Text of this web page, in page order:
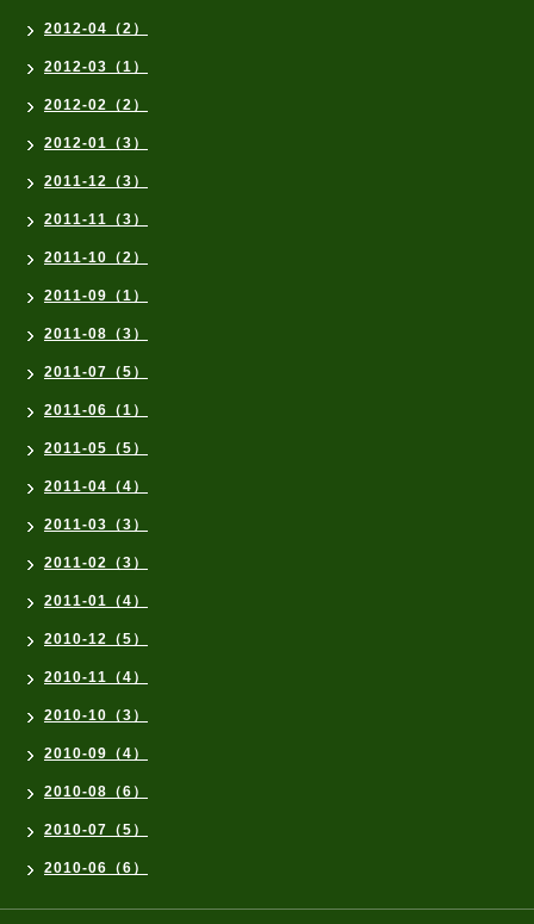
2012-04（2）
2012-03（1）
2012-02（2）
2012-01（3）
2011-12（3）
2011-11（3）
2011-10（2）
2011-09（1）
2011-08（3）
2011-07（5）
2011-06（1）
2011-05（5）
2011-04（4）
2011-03（3）
2011-02（3）
2011-01（4）
2010-12（5）
2010-11（4）
2010-10（3）
2010-09（4）
2010-08（6）
2010-07（5）
2010-06（6）